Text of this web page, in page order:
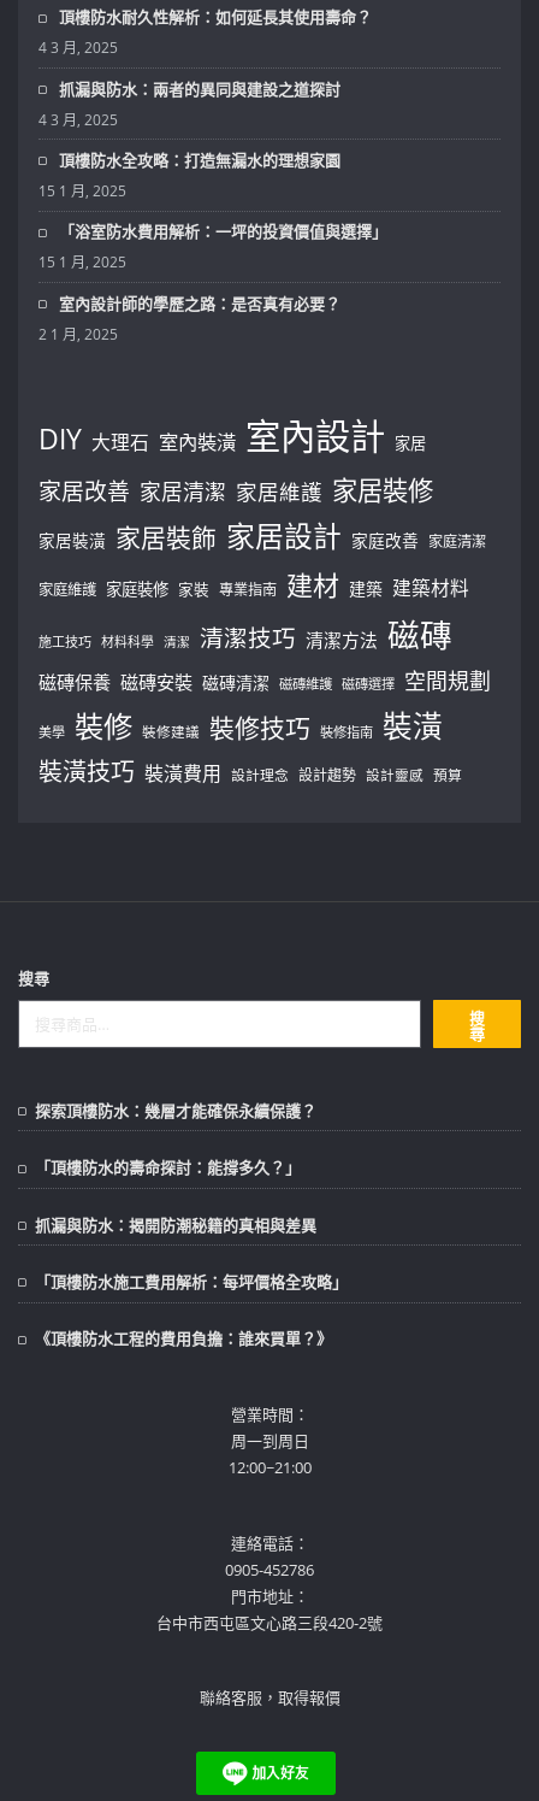
頂樓防水耐久性解析：如何延長其使用壽命？
4 3 月, 2025
抓漏與防水：兩者的異同與建設之道探討
4 3 月, 2025
頂樓防水全攻略：打造無漏水的理想家園
15 1 月, 2025
「浴室防水費用解析：一坪的投資價值與選擇」
15 1 月, 2025
室內設計師的學歷之路：是否真有必要？
2 1 月, 2025
DIY 大理石 室內裝潢 室內設計 家居
家居改善 家居清潔 家居維護 家居裝修
家居裝潢 家居裝飾 家居設計 家庭改善 家庭清潔
家庭維護 家庭裝修 家裝 專業指南 建材 建築 建築材料
施工技巧 材料科學 清潔 清潔技巧 清潔方法 磁磚
磁磚保養 磁磚安裝 磁磚清潔 磁磚維護 磁磚選擇 空間規劃
美學 裝修 裝修建議 裝修技巧 裝修指南 裝潢
裝潢技巧 裝潢費用 設計理念 設計趨勢 設計靈感 預算
搜尋
搜
尋
探索頂樓防水：幾層才能確保永續保護？
「頂樓防水的壽命探討：能撐多久？」
抓漏與防水：揭開防潮秘籍的真相與差異
「頂樓防水施工費用解析：每坪價格全攻略」
《頂樓防水工程的費用負擔：誰來買單？》
營業時間：
周一到周日
12:00~21:00
連絡電話：
0905-452786
門市地址：
台中市西屯區文心路三段420-2號
聯絡客服，取得報價